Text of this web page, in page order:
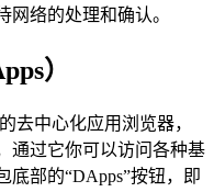
络的处理和确认。
）
去中心化应用浏览器，
通过它你可以访问各种基
底部的“DApps”按钮，即